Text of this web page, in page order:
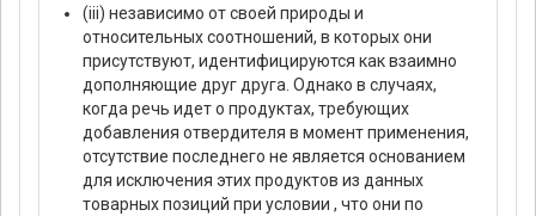
(iii) независимо от своей природы и
относительных соотношений, в которых они
присутствуют, идентифицируются как взаимно
дополняющие друг друга. Однако в случаях,
когда речь идет о продуктах, требующих
добавления отвердителя в момент применения,
отсутствие последнего не является основанием
для исключения этих продуктов из данных
товарных позиций при условии , что они по